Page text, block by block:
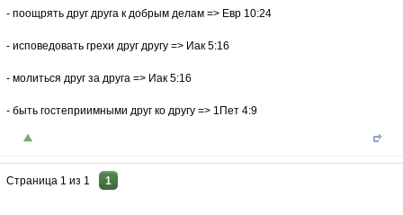
- поощрять друг друга к добрым делам => Евр 10:24
- исповедовать грехи друг другу => Иак 5:16
- молиться друг за друга => Иак 5:16
- быть гостеприимными друг ко другу => 1Пет 4:9
Страница 1 из 1 1